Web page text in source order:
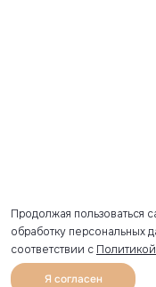
Продолжая пользоваться
обработку персональных
соответствии с
Я согласен